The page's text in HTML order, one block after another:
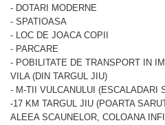
- DOTARI MODERNE
- SPATIOASA
- LOC DE JOACA COPII
- PARCARE
- POBILITATE DE TRANSPORT IN
VILA (DIN TARGUL JIU)
- M-TII VULCANULUI (ESCALADARI
-17 KM TARGUL JIU (POARTA
ALEEA SCAUNELOR, COLOANA